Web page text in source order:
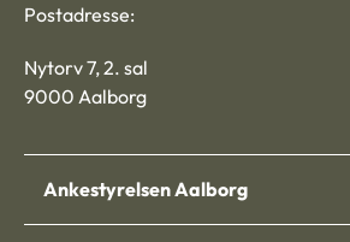
Postadresse:
Nytorv 7, 2. sal
9000 Aalborg
Ankestyrelsen Aalborg